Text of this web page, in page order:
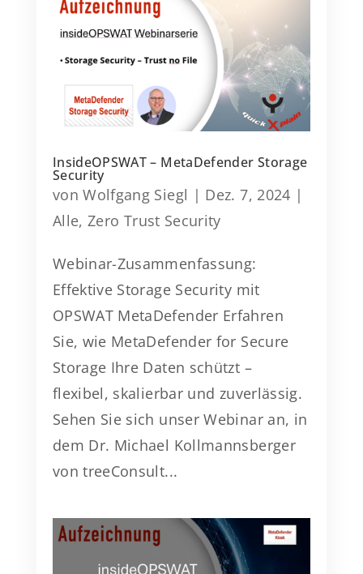
InsideOPSWAT – MetaDefender Storage
Security
vonWolfgang Siegl | Dez. 7, 2024 |
Alle, Zero Trust Security
Webinar-Zusammenfassung:
Effektive Storage Security mit
OPSWAT MetaDefender Erfahren
Sie, wie MetaDefender for Secure
Storage Ihre Daten schützt –
flexibel, skalierbar und zuverlässig.
Sehen Sie sich unser Webinar an, in
dem Dr. Michael Kollmannsberger
von treeConsult...